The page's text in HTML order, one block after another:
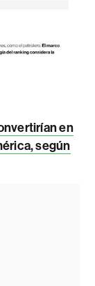
en
según